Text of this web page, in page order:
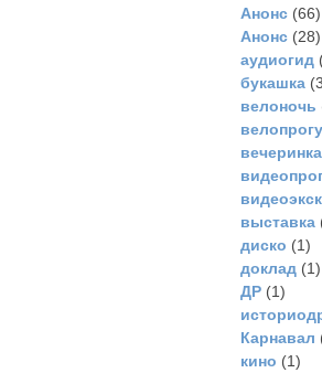
Анонс (66)
Анонс (28)
аудиогид
букашка
велоночь
вечеринка
выставка
диско (1)
доклад (1)
ДР (1)
Карнавал
кино (1)